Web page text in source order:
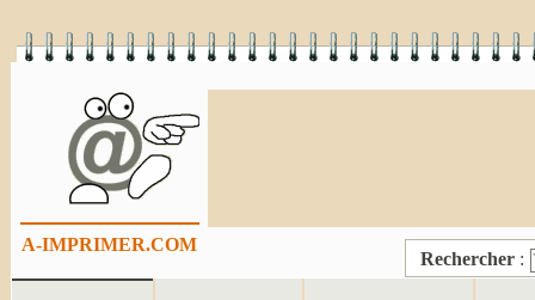
A-IMPRIMER.COM
Rechercher :